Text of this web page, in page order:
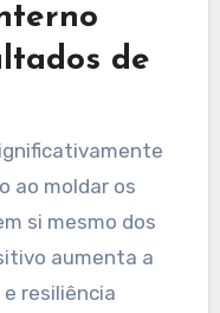
de
ao moldar os
si mesmo dos
aumenta a
resiliência